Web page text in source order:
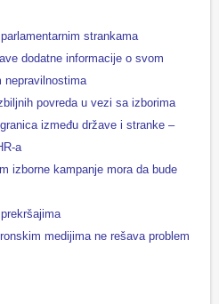
strankama
dodatne informacije o svom
nepravilnostima
povreda u vezi sa izborima
između države i stranke –
a
izborne kampanje mora da bude
medijima ne rešava problem